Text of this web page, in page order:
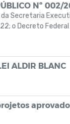
Nº 002/
da Secretaria
o Decreto Federal
ALDIR BLANC